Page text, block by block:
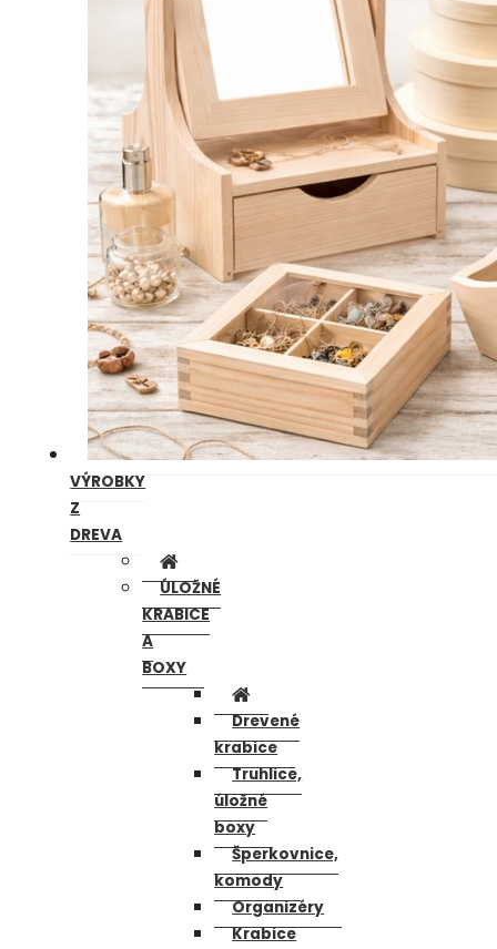
VÝROBKY
Z
DREVA
ÚLOŽNÉ
KRABICE
A
BOXY
Drevené
krabice
Truhlice,
úložné
boxy
Šperkovnice,
komody
Organizéry
Krabice